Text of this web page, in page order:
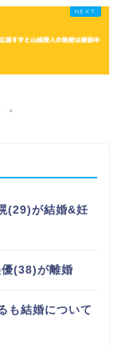
(29)が結婚&妊
(38)が離婚
も結婚について